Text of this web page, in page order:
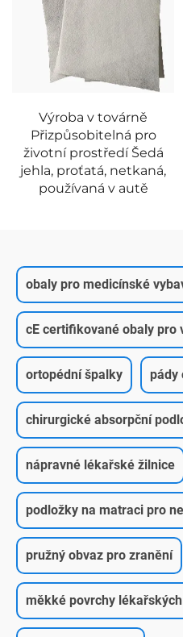
Výroba v továrně
Přizpůsobitelná pro
životní prostředí Šedá
jehla, proťatá, netkaná,
používaná v autě
obaly pro medicínské
cE certifikované obaly pro
ortopédní špalky pády
chirurgické absorpční
nápravné lékařské žilnice
podložky na matraci pro
pružný obvaz pro zranění
měkké povrchy